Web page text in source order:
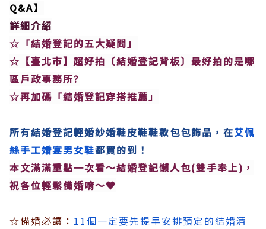
Q&A】
詳細介紹
☆「結婚登記的五大疑問」
☆【臺北市】超好拍〔結婚登記背板〕最好拍的是哪
區戶政事務所?
☆再加碼「結婚登記穿搭推薦」
所有結婚登記輕婚紗婚鞋皮鞋鞋款包包飾品，在艾佩
絲手工婚宴男女鞋都買的到！
本文滿滿重點一次看～結婚登記懶人包(雙手奉上)，
祝各位輕鬆備婚唷～♥
☆備婚必讀： 11個一定要先提早安排預定的結婚清